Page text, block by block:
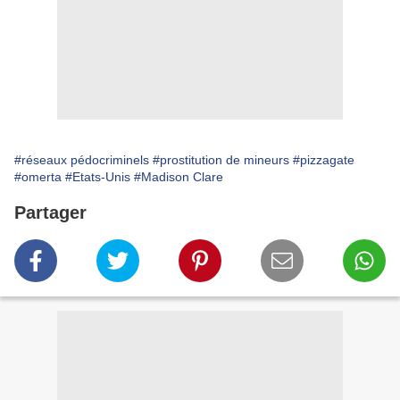
#réseaux pédocriminels #prostitution de mineurs #pizzagate
#omerta #Etats-Unis #Madison Clare
Partager